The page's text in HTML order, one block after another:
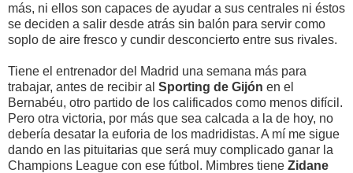
más, ni ellos son capaces de ayudar a sus centrales ni éstos
se deciden a salir desde atrás sin balón para servir como
soplo de aire fresco y cundir desconcierto entre sus rivales.
Tiene el entrenador del Madrid una semana más para
trabajar, antes de recibir al Sporting de Gijón en el
Bernabéu, otro partido de los calificados como menos difícil.
Pero otra victoria, por más que sea calcada a la de hoy, no
debería desatar la euforia de los madridistas. A mí me sigue
dando en las pituitarias que será muy complicado ganar la
Champions League con ese fútbol. Mimbres tiene Zidane